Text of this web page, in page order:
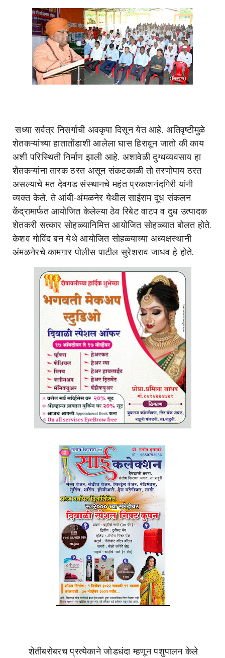
सध्या सर्वत्र निसर्गाची अवकृपा दिसून येत आहे. अतिवृष्टीमुळे
शेतकऱ्यांच्या हातातोंडाशी आलेला घास हिरावून जातो की काय
अशी परिस्थिती निर्माण झाली आहे. अशावेळी दुग्धव्यवसाय हा
शेतकऱ्यांना तारक ठरत असून संकटकाळी तो तरणोपाय ठरत
असल्याचे मत देवगड संस्थानचे महंत प्रकाशनंदगिरी यांनी
व्यक्त केले. ते आंबी-अंमळनेर येथील साईराम दूध संकलन
केंद्रामार्फत आयोजित केलेल्या ठेव रिबेट वाटप व दुध उत्पादक
शेतकरी सत्कार सोहळ्यानिमित्त आयोजित सोहळ्यात बोलत होते.
केशव गोविंद बन येथे आयोजित सोहळ्याच्या अध्यक्षस्थानी
अंमळनेरचे कामगार पोलीस पाटील सुरेशराव जाधव हे होते.
शेतीबरोबरच प्रत्येकाने जोडधंदा म्हणून पशुपालन केले